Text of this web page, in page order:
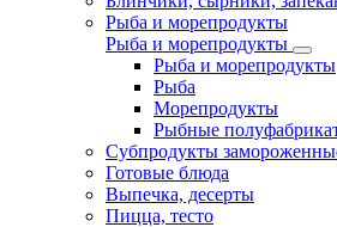
Рыба и морепродукты
Рыба и морепродукты
Рыба и морепродукты
Рыба
Морепродукты
Рыбные
Субпродукты
Готовые блюда
Выпечка, десерты
Пицца, тесто